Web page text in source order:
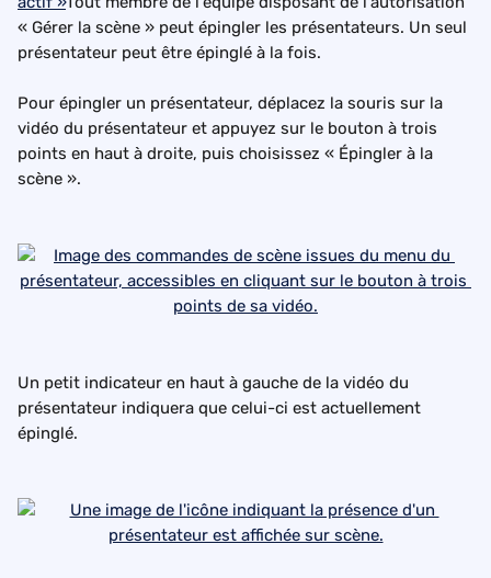
« Gérer la scène » peut épingler les présentateurs. Un seul
présentateur peut être épinglé à la fois.
Pour épingler un présentateur, déplacez la souris sur la
vidéo du présentateur et appuyez sur le bouton à trois
points en haut à droite, puis choisissez « Épingler à la
scène ».
Un petit indicateur en haut à gauche de la vidéo du
présentateur indiquera que celui-ci est actuellement
épinglé.